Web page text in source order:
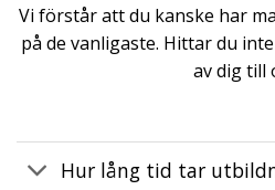
enorm betydelse i min
ohälsa. Genom arbetet
och medvetenheten har
utbildningen.
Vi förstår att du kanske har
på de vanligaste. Hittar du
av dig till
Hur lång tid tar